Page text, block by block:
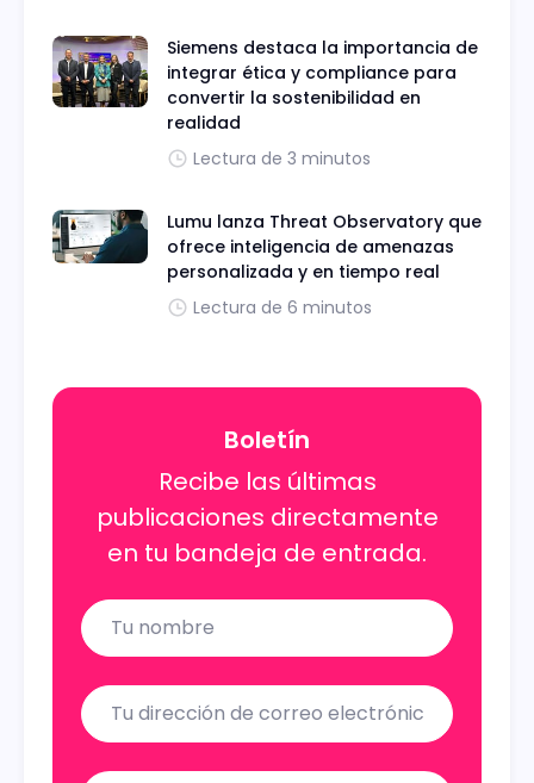
Siemens destaca la importancia de
integrar ética y compliance para
convertir la sostenibilidad en
realidad
Lectura de 3 minutos
Lumu lanza Threat Observatory que
ofrece inteligencia de amenazas
personalizada y en tiempo real
Lectura de 6 minutos
Boletín
Recibe las últimas
publicaciones directamente
en tu bandeja de entrada.
Name
Email